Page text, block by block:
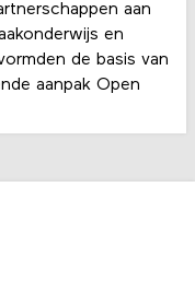
aan
en
de basis van
aanpak Open